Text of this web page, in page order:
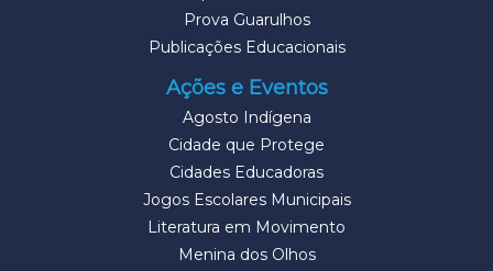
Prova Guarulhos
Publicações Educacionais
Ações e Eventos
Agosto Indígena
Cidade que Protege
Cidades Educadoras
Jogos Escolares Municipais
Literatura em Movimento
Menina dos Olhos